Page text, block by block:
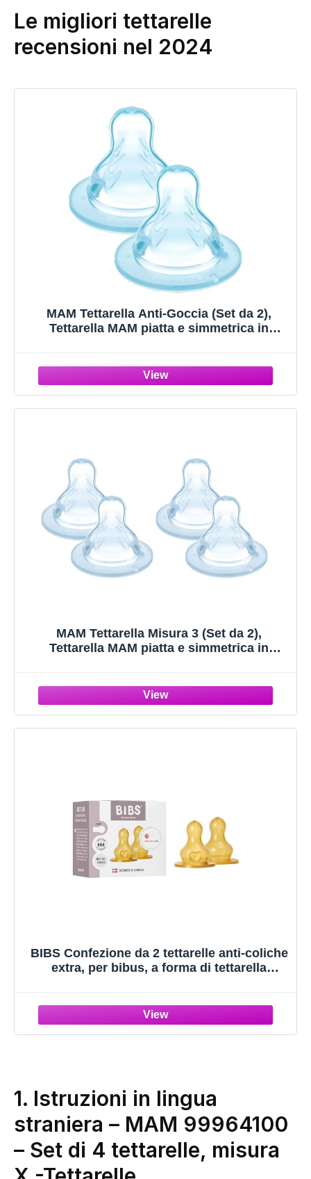
Le migliori tettarelle
recensioni nel 2024
MAM Tettarella Anti-Goccia (Set da 2),
Tettarella MAM piatta e simmetrica in
l'allattamento con latte materno e in latte
polvere
MAM Tettarella Misura 3 (Set da 2),
Tettarella MAM piatta e simmetrica in
l'allattamento con latte materno e in latte
polvere
BIBS Confezione da 2 tettarelle anti-coliche
extra, per bibus, a forma di tettarella
1. Istruzioni in lingua
straniera – MAM 99964100
– Set di 4 tettarelle, misura